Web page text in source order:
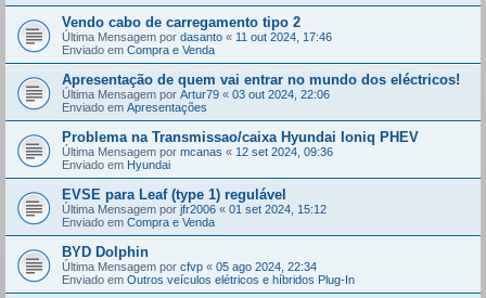
Vendo cabo de carregamento tipo 2
Última Mensagem por dasanto « 11 out 2024, 17:46
Enviado em Compra e Venda
Apresentação de quem vai entrar no mundo dos eléctricos!
Última Mensagem por Artur79 « 03 out 2024, 22:06
Enviado em Apresentações
Problema na Transmissao/caixa Hyundai Ioniq PHEV
Última Mensagem por mcanas « 12 set 2024, 09:36
Enviado em Hyundai
EVSE para Leaf (type 1) regulável
Última Mensagem por jfr2006 « 01 set 2024, 15:12
Enviado em Compra e Venda
BYD Dolphin
Última Mensagem por cfvp « 05 ago 2024, 22:34
Enviado em Outros veículos elétricos e híbridos Plug-In